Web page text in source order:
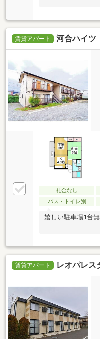
賃貸アパート 河合ハイツ
礼金なし
バス・トイレ別
嬉しい駐車場1台
賃貸アパート レオパレス